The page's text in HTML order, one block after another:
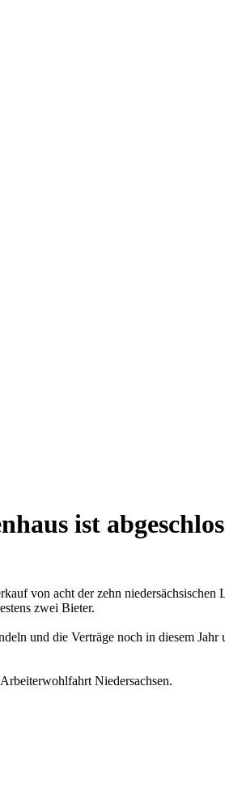
ist
von acht der zehn niedersächsischen
zwei Bieter.
und die Verträge noch in diesem
Niedersachsen.